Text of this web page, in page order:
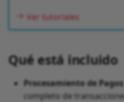
Ver tutoriales
Qué está incluido
Procesamiento de Pagos
completo de